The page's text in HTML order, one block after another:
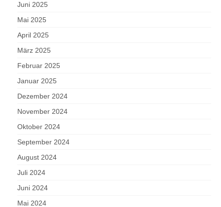
Juni 2025
Mai 2025
April 2025
März 2025
Februar 2025
Januar 2025
Dezember 2024
November 2024
Oktober 2024
September 2024
August 2024
Juli 2024
Juni 2024
Mai 2024